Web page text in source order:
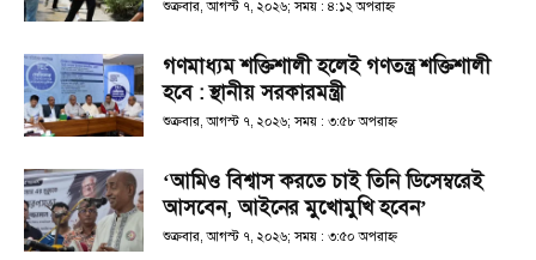
শুক্রবার, আগস্ট ৭, ২০২৬; সময় : ৪:১২ অপরাহ্ণ
গণমাধ্যম শক্তিশালী হলেই গণতন্ত্র শক্তিশালী
হবে : স্থানীয় সরকারমন্ত্রী
শুক্রবার, আগস্ট ৭, ২০২৬; সময় : ৩:৫৮ অপরাহ্ণ
‘আমিও বিশ্বাস করতে চাই তিনি ডিসেম্বরেই
আসবেন, আইনের মুখোমুখি হবেন’
শুক্রবার, আগস্ট ৭, ২০২৬; সময় : ৩:৫০ অপরাহ্ণ